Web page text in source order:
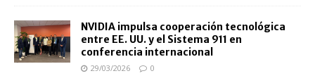
NVIDIA impulsa cooperación tecnológica
entre EE. UU. y el Sistema 911 en
conferencia internacional
29/03/2026 0